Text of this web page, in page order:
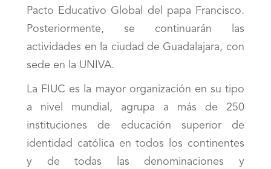
Pacto Educativo Global del papa Francisco.
Posteriormente, se continuarán las
actividades en la ciudad de Guadalajara, con
sede en la UNIVA.
La FIUC es la mayor organización en su tipo
a nivel mundial, agrupa a más de 250
instituciones de educación superior de
identidad católica en todos los continentes
y de todas las denominaciones y